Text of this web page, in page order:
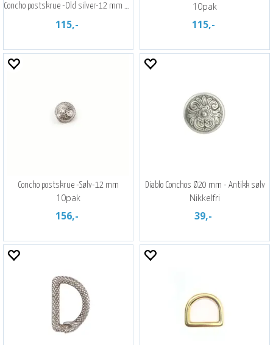
Concho postskrue -Old silver-12 mm 10pak
115,-
10pak
115,-
Concho postskrue -Sølv-12 mm
10pak
156,-
Diablo Conchos Ø20 mm - Antikk sølv
Nikkelfri
39,-